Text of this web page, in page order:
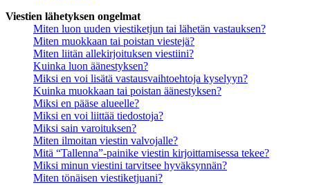
Viestien lähetyksen ongelmat
Miten luon uuden viestiketjun tai lähetän vastauksen?
Miten muokkaan tai poistan viestejä?
Miten liitän allekirjoituksen viestiini?
Kuinka luon äänestyksen?
Miksi en voi lisätä vastausvaihtoehtoja kyselyyn?
Kuinka muokkaan tai poistan äänestyksen?
Miksi en pääse alueelle?
Miksi en voi liittää tiedostoja?
Miksi sain varoituksen?
Miten ilmoitan viestin valvojalle?
Mitä “Tallenna”-painike viestin kirjoittamisessa tekee?
Miksi minun viestini tarvitsee hyväksynnän?
Miten tönäisen viestiketjuani?